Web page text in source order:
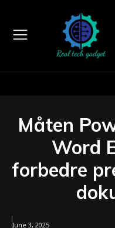
Måten
Word
forbedre
June 3, 2025